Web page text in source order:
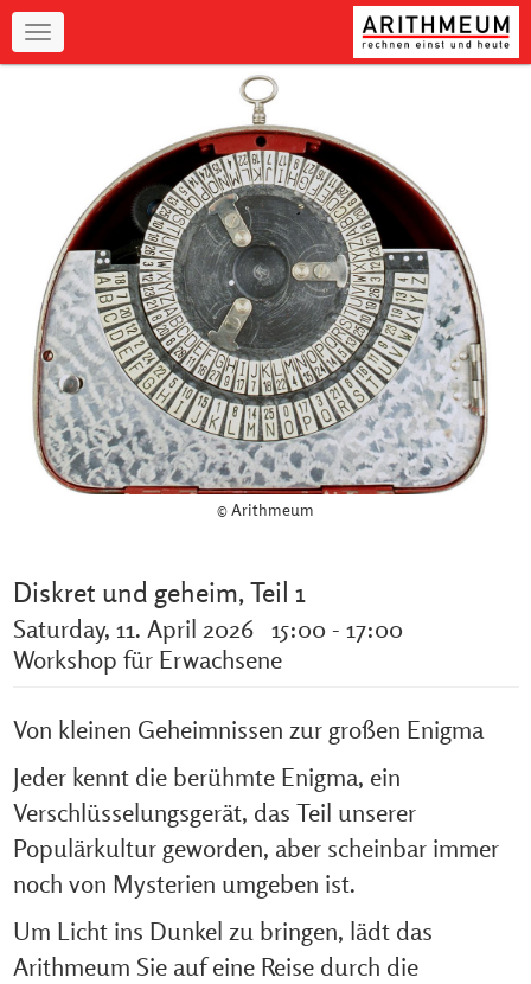
Navigation
© Arithmeum
Diskret und geheim, Teil 1
Saturday, 11. April 2026 15:00 - 17:00
Workshop für Erwachsene
Von kleinen Geheimnissen zur großen Enigma
Jeder kennt die berühmte Enigma, ein
Verschlüsselungsgerät, das Teil unserer
Populärkultur geworden, aber scheinbar immer
noch von Mysterien umgeben ist.
Um Licht ins Dunkel zu bringen, lädt das
Arithmeum Sie auf eine Reise durch die